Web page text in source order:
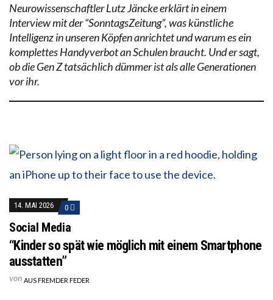
Neurowissenschaftler Lutz Jäncke erklärt in einem
Interview mit der “SonntagsZeitung”, was künstliche
Intelligenz in unseren Köpfen anrichtet und warum es ein
komplettes Handy­verbot an Schulen braucht. Und er sagt,
ob die Gen Z tatsächlich dümmer ist als alle Generationen
vor ihr.
14. MAI 2026 0
Social Media
“Kinder so spät wie möglich mit einem Smartphone
ausstatten”
von AUS FREMDER FEDER